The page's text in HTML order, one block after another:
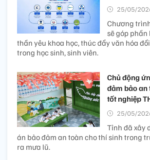
25/05/
Chương
sẽ góp
thần yêu khoa học, thúc đẩy văn hóa
trong học sinh, sinh viên.
Chủ động
đảm bảo an
tốt nghiệp​
25/05/
Tỉnh đã xây
án bảo đảm an toàn cho thí sinh trong
ra mưa lũ.